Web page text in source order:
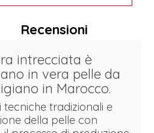
Recensioni
intrecciata è
in vera pelle da
in Marocco.
tecniche tradizionali e
della pelle con